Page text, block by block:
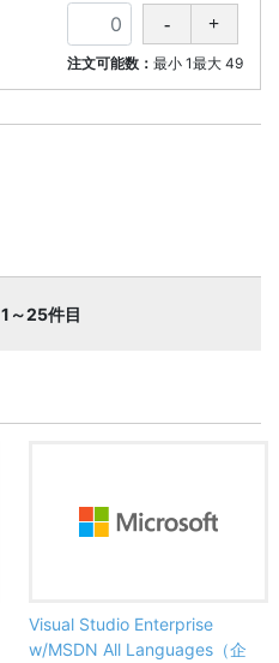
注文可能数： 最小 1最大 49
1～25件目
Visual Studio Enterprise
w/MSDN All Languages（企